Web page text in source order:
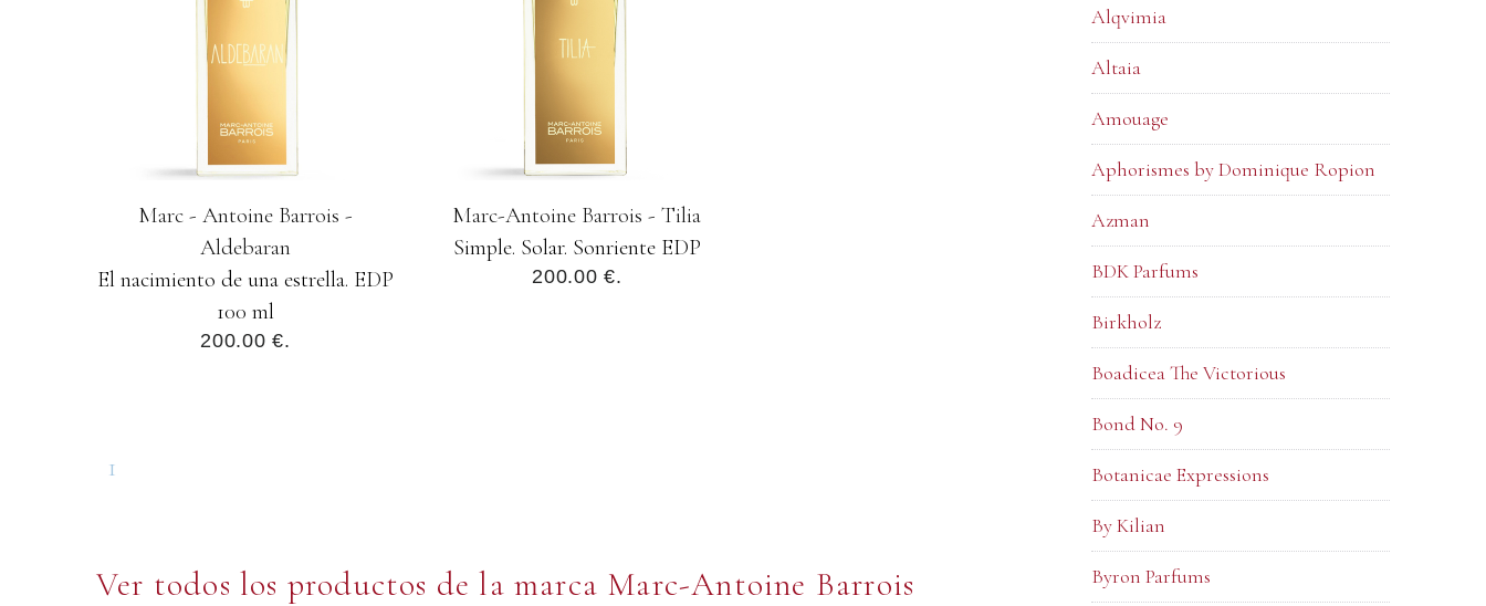
Marc - Antoine Barrois -
Aldebaran
El nacimiento de una estrella. EDP
100 ml
200.00 €.
Marc-Antoine Barrois - Tilia
Simple. Solar. Sonriente EDP
200.00 €.
1
Ver todos los productos de la marca Marc-Antoine Barrois
Alqvimia
Altaia
Amouage
Aphorismes by Dominique Ropion
Azman
BDK Parfums
Birkholz
Boadicea The Victorious
Bond No. 9
Botanicae Expressions
By Kilian
Byron Parfums